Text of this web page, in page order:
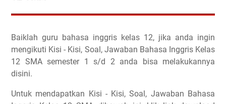
Baiklah guru bahasa inggris kelas 12, jika anda ingin
mengikuti Kisi - Kisi, Soal, Jawaban Bahasa Inggris Kelas
12 SMA semester 1 s/d 2 anda bisa melakukannya
disini.
Untuk mendapatkan Kisi - Kisi, Soal, Jawaban Bahasa